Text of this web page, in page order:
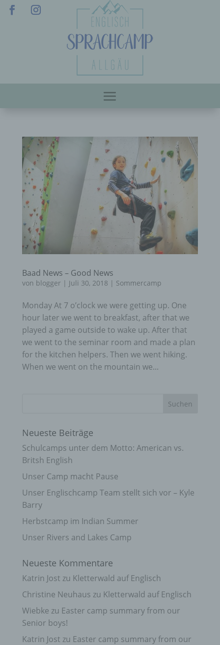
Baad News – Good News
von blogger | Juli 30, 2018 | Sommercamp
Monday At 7 o’clock we were getting up. One
hour later we went to breakfast, after that we
played a game outside to wake up. After that
we went to the seminar room and made a plan
for the kitchen helpers. Then we went hiking.
When we went on the mountain we...
Neueste Beiträge
Schulcamps unter dem Motto: American vs.
Britsh English
Unser Camp macht Pause
Unser Englischcamp Team stellt sich vor – Kyle
Barry
Herbstcamp im Indian Summer
Unser Rivers and Lakes Camp
Neueste Kommentare
Katrin Jost zu Kletterwald auf Englisch
Christine Neuhaus zu Kletterwald auf Englisch
Wiebke zu Easter camp summary from our
Senior boys!
Katrin Jost zu Easter camp summary from our